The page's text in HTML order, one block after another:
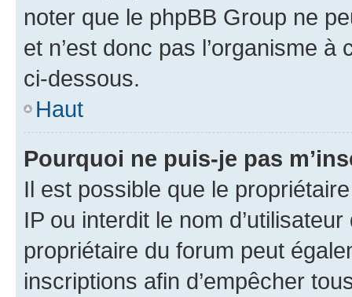
noter que le phpBB Group ne
et n’est donc pas l’organisme
ci-dessous.
Haut
Pourquoi ne puis-je pas
Il est possible que le
IP ou interdit le nom
propriétaire du forum peut
inscriptions afin d’empêcher